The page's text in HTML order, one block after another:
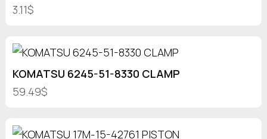
3.11$
KOMATSU 6245-51-8330 CLAMP
59.49$